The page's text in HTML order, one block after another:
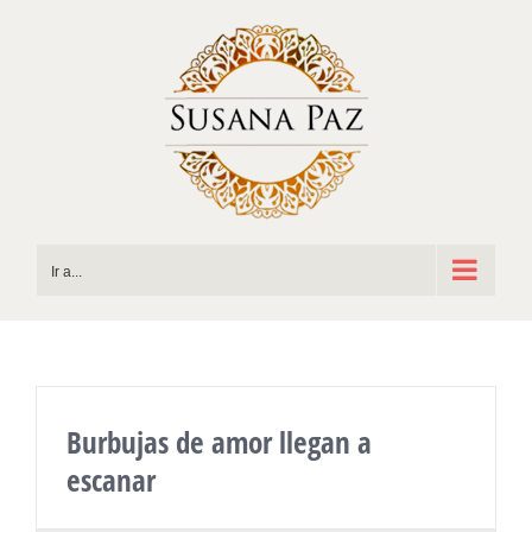
Ir a...
Burbujas de amor llegan a
escanar